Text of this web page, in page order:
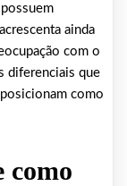
ainda
com o
diferenciais que
como
como